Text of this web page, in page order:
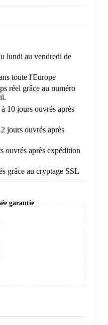
lundi au vendredi de
toute l'Europe
réel grâce au numéro
10 jours ouvrés après
jours ouvrés après
ouvrés après expédition
grâce au cryptage SSL
garantie